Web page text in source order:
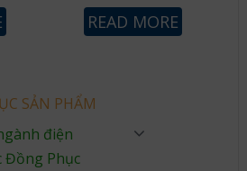
READ MORE
SẢN PHẨM
điện
Đồng Phục